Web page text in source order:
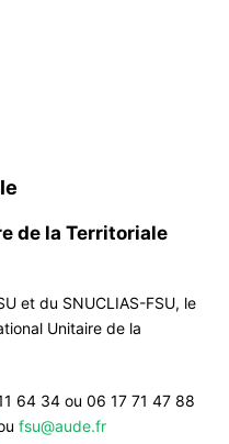
de la Territoriale
et du SNUCLIAS-FSU, le
Unitaire de la
64 34 ou 06 17 71 47 88
fsu@aude.fr